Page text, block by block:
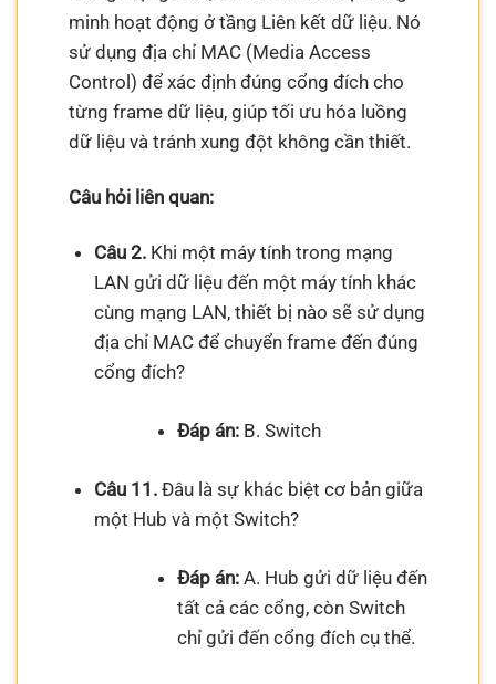
minh hoạt động ở tầng Liên kết dữ liệu. Nó
sử dụng địa chỉ MAC (Media Access
Control) để xác định đúng cổng đích cho
từng frame dữ liệu, giúp tối ưu hóa luồng
dữ liệu và tránh xung đột không cần thiết.
Câu hỏi liên quan:
Câu 2.Khi một máy tính trong mạng
LAN gửi dữ liệu đến một máy tính khác
cùng mạng LAN, thiết bị nào sẽ sử dụng
địa chỉ MAC để chuyển frame đến đúng
cổng đích?
Đáp án:B. Switch
Câu 11.Đâu là sự khác biệt cơ bản giữa
một Hub và một Switch?
Đáp án:A. Hub gửi dữ liệu đến
tất cả các cổng, còn Switch
chỉ gửi đến cổng đích cụ thể.